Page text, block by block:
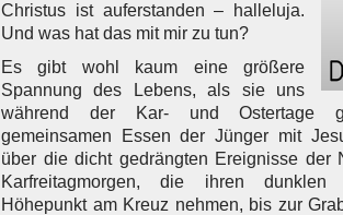
Christus ist auferstanden – halleluja.
Und was hat das mit mir zu tun?
Es gibt wohl kaum eine größere
Spannung des Lebens, als sie uns
während der Kar- und Ostertage
gemeinsamen Essen der Jünger mit
über die dicht gedrängten Ereignisse der
Karfreitagmorgen, die ihren dunklen
Höhepunkt am Kreuz nehmen, bis zur